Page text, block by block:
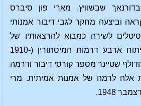
שבשוויץ. מארי פון סיברס
וביצעה מחקר לגבי דיבור אמנותי
לשירה כמבוא להרצאותיו של
שטיינר וסייעה לו בפיתוח ארבע דרמות המיסתורין (1910-
רודולף שטיינר מספר קורסי דיבור ודרמה
אלה לרמה של אמנות אמיתית. מרי